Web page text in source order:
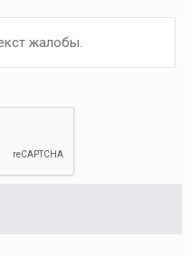
жалобы.